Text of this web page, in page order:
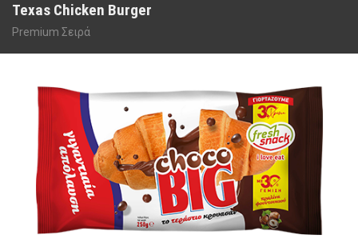
Texas Chicken Burger
Premium Σειρά